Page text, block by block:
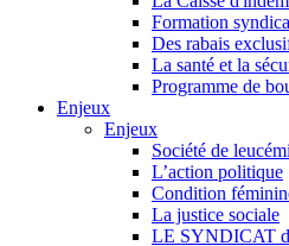
Formation
Des rabais
La santé et la
Programme de
Enjeux
Enjeux
Société de
L’action politique
Condition
La justice sociale
LE SYNDICAT